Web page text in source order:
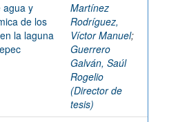
agua y
de los
la laguna
Martínez
Rodríguez,
Víctor Manuel;
Guerrero
Galván, Saúl
Rogelio
(Director de
tesis)